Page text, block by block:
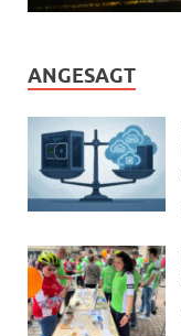
ANGESAGT